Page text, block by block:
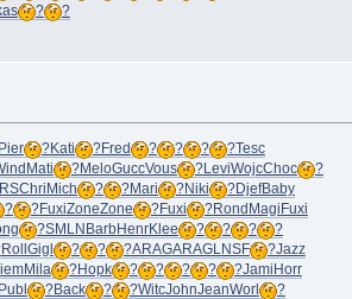
? ?
?Kati ?Fred ? ? ? ?Tesc
Mati ?MeloGuccVous ?LeviWojcChoc
?
Chri Mich ? ?Mari ?Niki ?DjefBaby
? ?FuxiZoneZone ?Fuxi ?Rond Magi Fuxi
?SMLN BarbHenrKlee ? ? ?
?
Roll Gigl ? ? ?ARAGARAGLNSF ?Jazz
Mila ?Hopk ? ? ? ? ?Jami Horr
?Back ? ?WitcJohnJeanWorl
?